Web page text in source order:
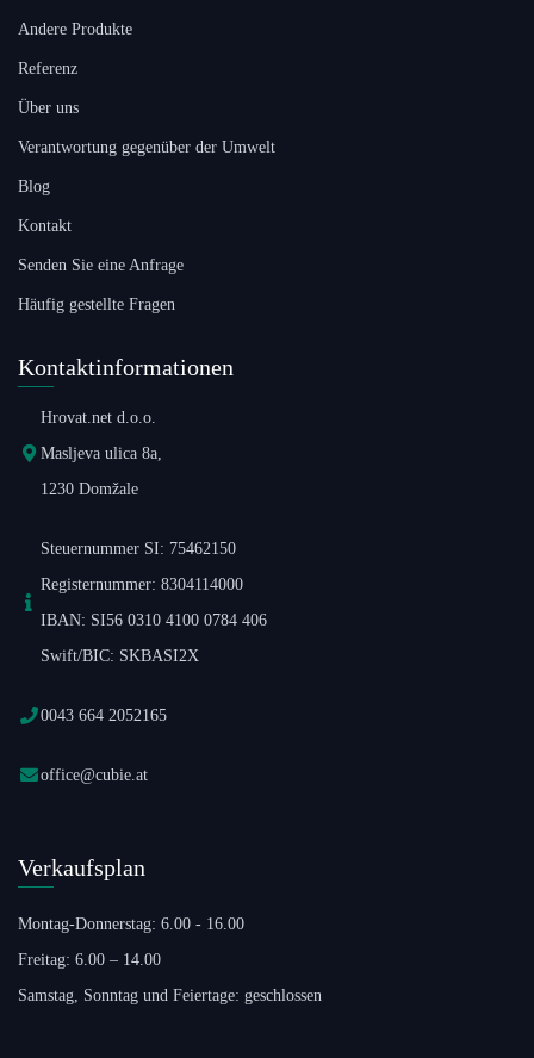
Andere Produkte
Referenz
Über uns
Verantwortung gegenüber der Umwelt
Blog
Kontakt
Senden Sie eine Anfrage
Häufig gestellte Fragen
Kontaktinformationen
Hrovat.net d.o.o.
Masljeva ulica 8a,
1230 Domžale
Steuernummer SI: 75462150
Registernummer: 8304114000
IBAN: SI56 0310 4100 0784 406
Swift/BIC: SKBASI2X
0043 664 2052165
office@cubie.at
Verkaufsplan
Montag-Donnerstag: 6.00 - 16.00
Freitag: 6.00 – 14.00
Samstag, Sonntag und Feiertage: geschlossen